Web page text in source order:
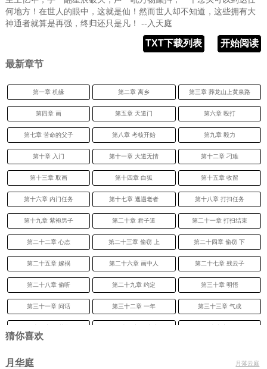
何地方！在世人的眼中，这就是仙！然而世人却不知道，这些拥有大
神通者就算是再强，终归还只是凡！ --入天庭
开始阅读
TXT下载列表
最新章节
第一章 机缘 第二章 离乡 第三章 葬龙山上黄泉路
第四章 画 第五章 天道门 第六章 殴打
第七章 苦命的父子 第八章 考核开始 第九章 毅力
第十章 入门 第十一章 大道无情 第十二章 刁难
第十三章 取画 第十四章 白狐 第十五章 收留
第十六章 内门任务 第十七章 邋遢老者 第十八章 打扫任务
第十九章 紫袍男子 第二十章 君子道 第二十一章 打扫结束
第二十二章 心态 第二十三章 偷窃 上 第二十四章 偷窃 下
第二十五章 嫁祸 第二十六章 画中人 第二十七章 残云子
第二十八章 偷听 第二十九章 约定 第三十章 明悟
第三十一章 问话 第三十二章 一年 第三十三章 气成
猜你喜欢
月华庭 月落云庭